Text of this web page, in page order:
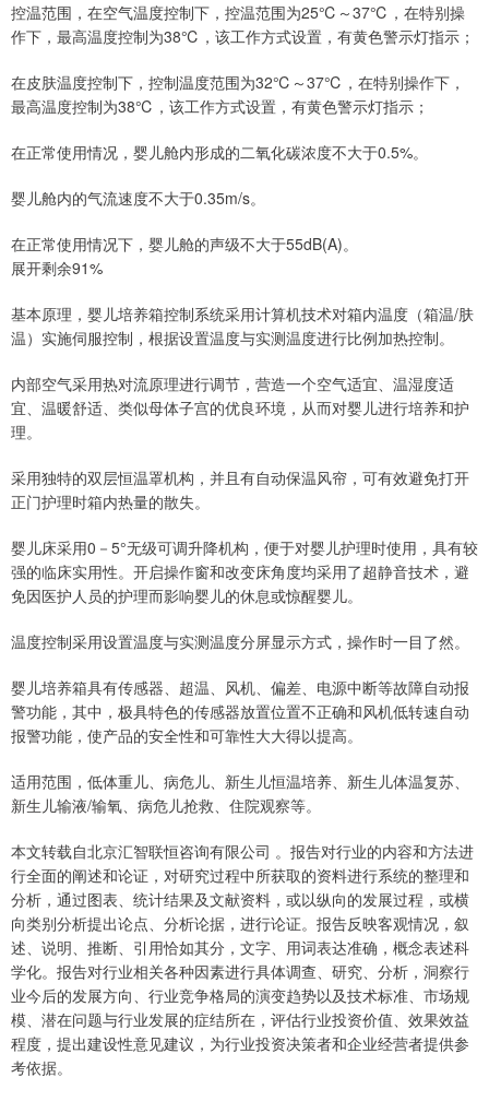
控温范围，在空气温度控制下，控温范围为25℃～37℃，在特别操
作下，最高温度控制为38℃，该工作方式设置，有黄色警示灯指示；
在皮肤温度控制下，控制温度范围为32℃～37℃，在特别操作下，
最高温度控制为38℃，该工作方式设置，有黄色警示灯指示；
在正常使用情况，婴儿舱内形成的二氧化碳浓度不大于0.5%。
婴儿舱内的气流速度不大于0.35m/s。
在正常使用情况下，婴儿舱的声级不大于55dB(A)。
展开剩余91%
基本原理，婴儿培养箱控制系统采用计算机技术对箱内温度（箱温/肤
温）实施伺服控制，根据设置温度与实测温度进行比例加热控制。
内部空气采用热对流原理进行调节，营造一个空气适宜、温湿度适
宜、温暖舒适、类似母体子宫的优良环境，从而对婴儿进行培养和护
理。
采用独特的双层恒温罩机构，并且有自动保温风帘，可有效避免打开
正门护理时箱内热量的散失。
婴儿床采用0－5°无级可调升降机构，便于对婴儿护理时使用，具有较
强的临床实用性。开启操作窗和改变床角度均采用了超静音技术，避
免因医护人员的护理而影响婴儿的休息或惊醒婴儿。
温度控制采用设置温度与实测温度分屏显示方式，操作时一目了然。
婴儿培养箱具有传感器、超温、风机、偏差、电源中断等故障自动报
警功能，其中，极具特色的传感器放置位置不正确和风机低转速自动
报警功能，使产品的安全性和可靠性大大得以提高。
适用范围，低体重儿、病危儿、新生儿恒温培养、新生儿体温复苏、
新生儿输液/输氧、病危儿抢救、住院观察等。
本文转载自北京汇智联恒咨询有限公司 。报告对行业的内容和方法进
行全面的阐述和论证，对研究过程中所获取的资料进行系统的整理和
分析，通过图表、统计结果及文献资料，或以纵向的发展过程，或横
向类别分析提出论点、分析论据，进行论证。报告反映客观情况，叙
述、说明、推断、引用恰如其分，文字、用词表达准确，概念表述科
学化。报告对行业相关各种因素进行具体调查、研究、分析，洞察行
业今后的发展方向、行业竞争格局的演变趋势以及技术标准、市场规
模、潜在问题与行业发展的症结所在，评估行业投资价值、效果效益
程度，提出建设性意见建议，为行业投资决策者和企业经营者提供参
考依据。